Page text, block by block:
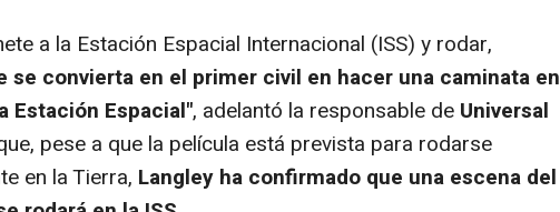
a la Estación Espacial Internacional (ISS) y rodar,
se convierta en el primer civil en hacer una caminata en
Estación Espacial", adelantó la responsable de Universal
pese a que la película está prevista para rodarse
en la Tierra, Langley ha confirmado que una escena del